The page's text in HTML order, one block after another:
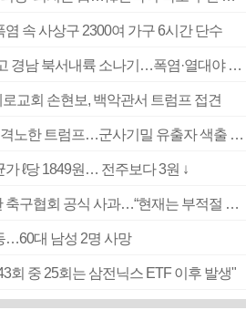
염 속 사상구 2300여 가구 6시간 단수
부산 울산 경남 구름 많고 경남 북서내륙 소나기…폭염·열대야 계속
로교회 손현보, 백악관서 트럼프 접견
‘탄약 부족 사태’ 보도에 격노한 트럼프…군사기밀 유출자 색출 지시
ℓ당 1849원… 전주보다 3원 ↓
[속보] ‘심판 성접대’ 논란 축구협회 공식 사과…“현재는 부적절 행위 없어”
…60대 남성 2명 사망
회 중 25회는 삼전닉스 ETF 이후 발생"